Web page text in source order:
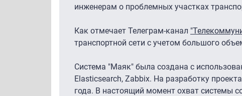
инженерам о проблемных участках
Как отмечает Телеграм-канал
транспортной сети с учетом большого
Система "Маяк" была создана с
Elasticsearch, Zabbix. На разработку
года. В настоящий момент охват системы